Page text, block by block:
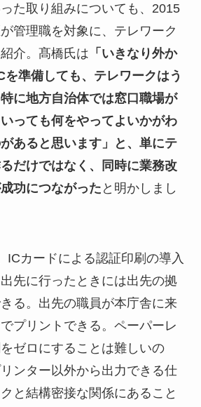
た取り組みについても、2015
管理職を対象に、テレワーク
介。髙橋氏は 「いきなり外か
を準備しても、テレワークはう
に地方自治体では窓口職場が
っても何をやってよいかがわ
あると思います」と、単にテ
だけではなく、同時に業務改
功につながった と明かしまし
ICカードによる認証印刷の導入
先に行ったときには出先の拠
る。出先の職員が本庁舎に来
プリントできる。ペーパーレ
ゼロにすることは難しいの
ンター以外から出力できる仕
と結構密接な関係にあること